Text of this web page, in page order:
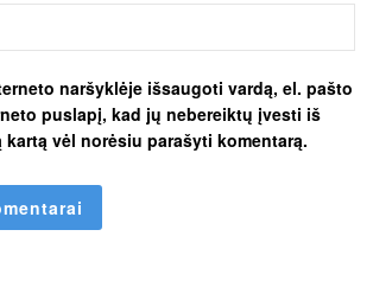
naršyklėje išsaugoti vardą, el. pašto
puslapį, kad jų nebereiktų įvesti iš
vėl norėsiu parašyti komentarą.